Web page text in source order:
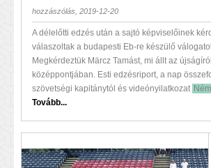
hozzászólás, 2019-12-20
A délelőtti edzés után a sajtó képviselőinek
válaszoltak a budapesti Eb-re készülő
Megkérdeztük Märcz Tamást, mi állt az
középpontjában. Esti edzésriport, a nap
szövetségi kapitánytól és videónyilatkozat
Tovább...